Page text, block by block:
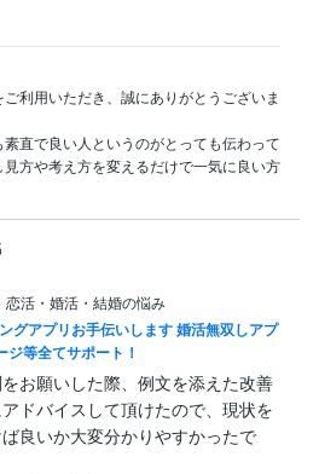
利用いただき、誠にありがとうございま
直で良い人というのがとっても伝わって
方や考え方を変えるだけで一気に良い方
恋活・婚活・結婚の悩み
グアプリお手伝いします 婚活無双しアプ
等全てサポート！
お願いした際、例文を添えた改善
ドバイスして頂けたので、現状を
良いか大変分かりやすかったで